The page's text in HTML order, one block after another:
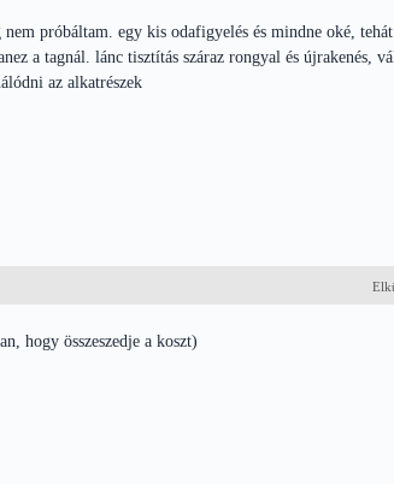
próbáltam. egy kis odafigyelés és mindne oké,
a tagnál. lánc tisztítás száraz rongyal és újrakenés,
az alkatrészek
hogy összeszedje a koszt)